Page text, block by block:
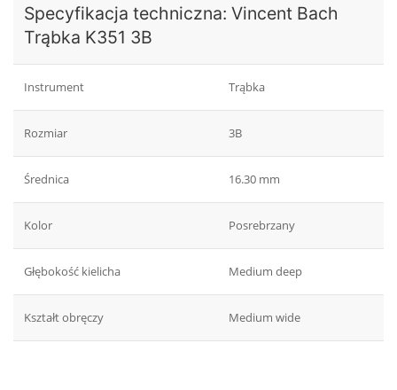
Specyfikacja techniczna: Vincent Bach
Trąbka K351 3B
Instrument Trąbka
Rozmiar 3B
Średnica 16.30 mm
Kolor Posrebrzany
Głębokość kielicha Medium deep
Kształt obręczy Medium wide